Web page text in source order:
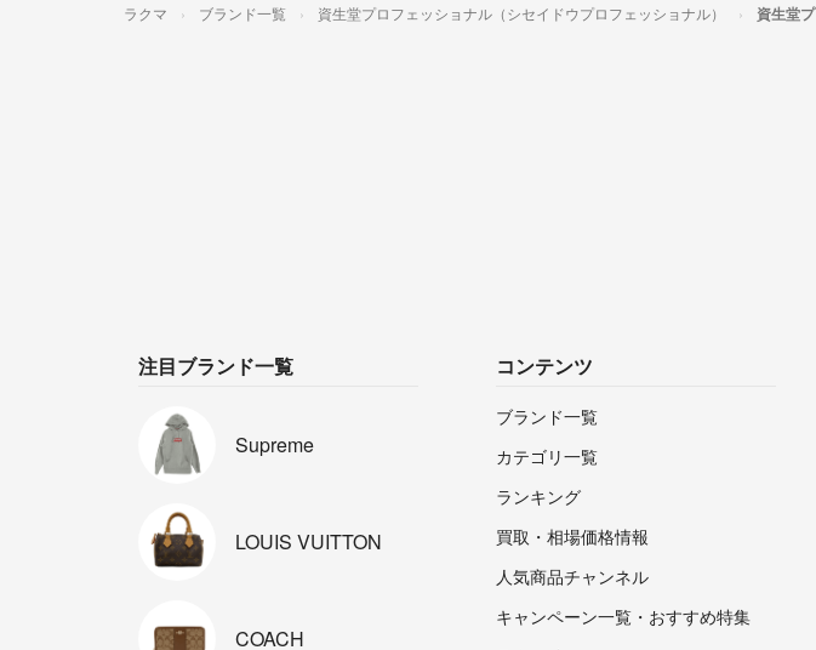
ラクマ ブランド一覧 資生堂プロフェッショナル（シセイドウプロフェッショナル） 資生堂
注目ブランド一覧
Supreme
LOUIS VUITTON
COACH
コンテンツ
ブランド一覧
カテゴリ一覧
ランキング
買取・相場価格情報
人気商品チャンネル
キャンペーン一覧・おすすめ特集